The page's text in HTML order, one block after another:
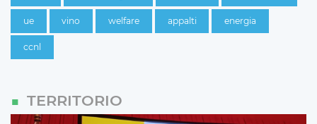
ue vino welfare appalti energia
ccnl
TERRITORIO